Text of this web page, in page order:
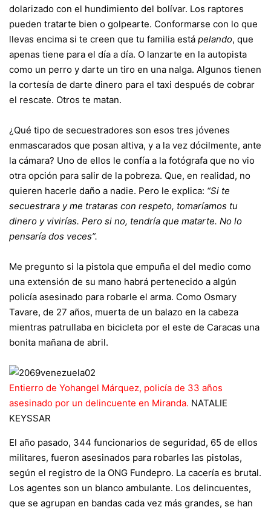
dolarizado con el hundimiento del bolívar. Los raptores
pueden tratarte bien o golpearte. Conformarse con lo que
llevas encima si te creen que tu familia está pelando, que
apenas tiene para el día a día. O lanzarte en la autopista
como un perro y darte un tiro en una nalga. Algunos tienen
la cortesía de darte dinero para el taxi después de cobrar
el rescate. Otros te matan.
¿Qué tipo de secuestradores son esos tres jóvenes
enmascarados que posan altiva, y a la vez dócilmente, ante
la cámara? Uno de ellos le confía a la fotógrafa que no vio
otra opción para salir de la pobreza. Que, en realidad, no
quieren hacerle daño a nadie. Pero le explica: “Si te
secuestrara y me trataras con respeto, tomaríamos tu
dinero y vivirías. Pero si no, tendría que matarte. No lo
pensaría dos veces”.
Me pregunto si la pistola que empuña el del medio como
una extensión de su mano habrá pertenecido a algún
policía asesinado para robarle el arma. Como Osmary
Tavare, de 27 años, muerta de un balazo en la cabeza
mientras patrullaba en bicicleta por el este de Caracas una
bonita mañana de abril.
Entierro de Yohangel Márquez, policía de 33 años
asesinado por un delincuente en Miranda. NATALIE
KEYSSAR
El año pasado, 344 funcionarios de seguridad, 65 de ellos
militares, fueron asesinados para robarles las pistolas,
según el registro de la ONG Fundepro. La cacería es brutal.
Los agentes son un blanco ambulante. Los delincuentes,
que se agrupan en bandas cada vez más grandes, se han